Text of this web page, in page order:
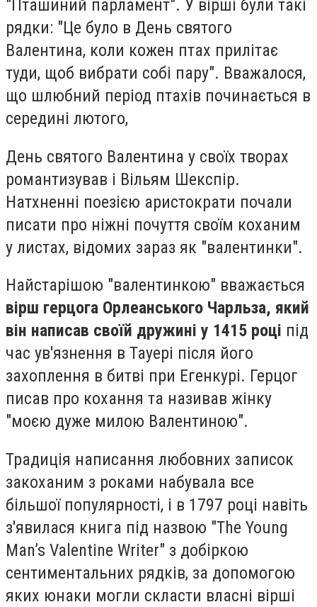
"Пташиний парламент". У вірші були такі
рядки: "Це було в День святого
Валентина, коли кожен птах прилітає
туди, щоб вибрати собі пару". Вважалося,
що шлюбний період птахів починається в
середині лютого,
День святого Валентина у своїх творах
романтизував і Вільям Шекспір.
Натхненні поезією аристократи почали
писати про ніжні почуття своїм коханим
у листах, відомих зараз як "валентинки".
Найстарішою "валентинкою" вважається
вірш герцога Орлеанського Чарльза, який
він написав своїй дружині у 1415 році під
час ув'язнення в Тауері після його
захоплення в битві при Егенкурі. Герцог
писав про кохання та називав жінку
"моєю дуже милою Валентиною".
Традиція написання любовних записок
закоханим з роками набувала все
більшої популярності, і в 1797 році навіть
з'явилася книга під назвою "The Young
Man’s Valentine Writer" з добіркою
сентиментальних рядків, за допомогою
яких юнаки могли скласти власні вірші